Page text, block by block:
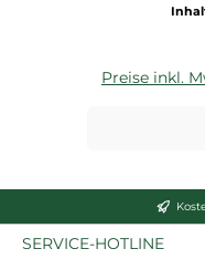
Preise inkl.
SERVICE-HOTLINE